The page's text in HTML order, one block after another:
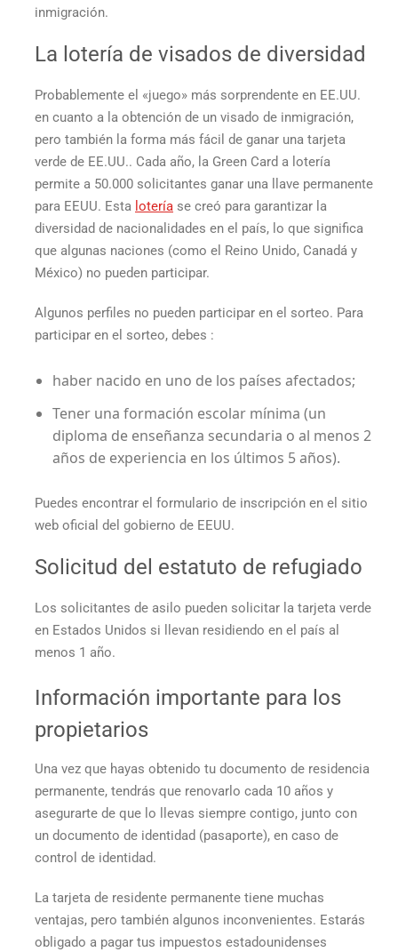
inmigración.
La lotería de visados de diversidad
Probablemente el «juego» más sorprendente en EE.UU.
en cuanto a la obtención de un visado de inmigración,
pero también la forma más fácil de ganar una tarjeta
verde de EE.UU.. Cada año, la Green Card a lotería
permite a 50.000 solicitantes ganar una llave permanente
para EEUU. Esta lotería se creó para garantizar la
diversidad de nacionalidades en el país, lo que significa
que algunas naciones (como el Reino Unido, Canadá y
México) no pueden participar.
Algunos perfiles no pueden participar en el sorteo. Para
participar en el sorteo, debes :
haber nacido en uno de los países afectados;
Tener una formación escolar mínima (un
diploma de enseñanza secundaria o al menos 2
años de experiencia en los últimos 5 años).
Puedes encontrar el formulario de inscripción en el sitio
web oficial del gobierno de EEUU.
Solicitud del estatuto de refugiado
Los solicitantes de asilo pueden solicitar la tarjeta verde
en Estados Unidos si llevan residiendo en el país al
menos 1 año.
Información importante para los
propietarios
Una vez que hayas obtenido tu documento de residencia
permanente, tendrás que renovarlo cada 10 años y
asegurarte de que lo llevas siempre contigo, junto con
un documento de identidad (pasaporte), en caso de
control de identidad.
La tarjeta de residente permanente tiene muchas
ventajas, pero también algunos inconvenientes. Estarás
obligado a pagar tus impuestos estadounidenses